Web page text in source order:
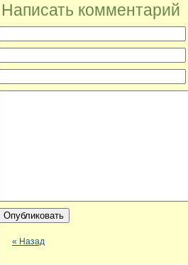
Написать комментарий
« Назад